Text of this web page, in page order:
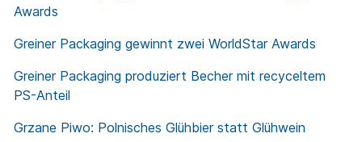
Awards
Greiner Packaging gewinnt zwei WorldStar Awards
Greiner Packaging produziert Becher mit recyceltem
PS-Anteil
Grzane Piwo: Polnisches Glühbier statt Glühwein